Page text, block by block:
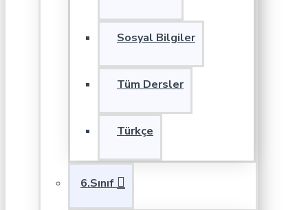
Sosyal Bilgiler
Tüm Dersler
Türkçe
6.Sınıf